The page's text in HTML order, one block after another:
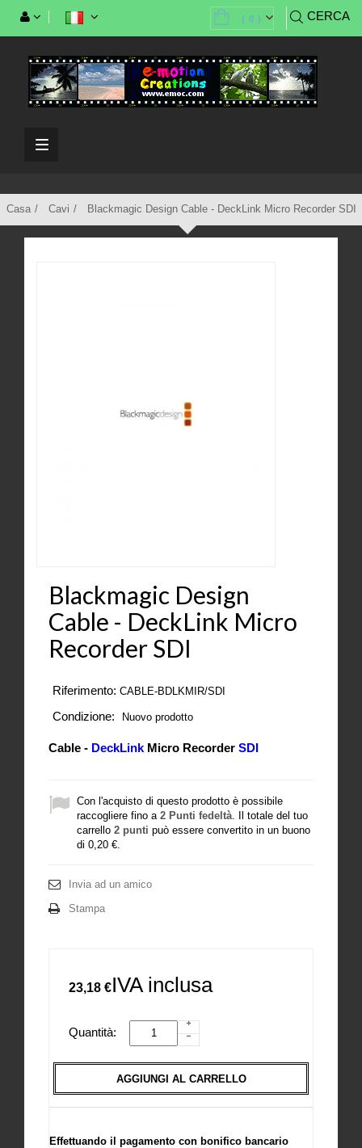
CERCA
( 0 )
Casa Cavi Blackmagic Design Cable - DeckLink Micro Recorder SDI
Blackmagic Design
Cable - DeckLink Micro
Recorder SDI
Riferimento: CABLE-BDLKMIR/SDI
Condizione: Nuovo prodotto
Cable - DeckLink Micro Recorder SDI
Con l'acquisto di questo prodotto è possibile
raccogliere fino a 2 Punti fedeltà . Il totale del tuo
carrello 2 punti può essere convertito in un buono
di 0,20 €
Invia ad un amico
Stampa
23,18 €IVA inclusa
Quantità:
AGGIUNGI AL CARRELLO
Effettuando il pagamento con bonifico bancario